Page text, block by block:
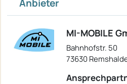
Anbieter
MI-MOBILE
Bahnhofstr. 50
73630